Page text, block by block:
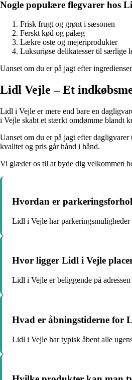
Nogle populære flegvarer hos
Frisk frugt og grønt i sæsonen
Ferskt kød og pålæg
Lækre oste og mejeriprodukter
Luksuriøse delikatesser til særlige
Uanset om du er på jagt efter
Lidl Vejle – Et
Lidl i Vejle er mere end bare en
i Vejle skabt et stærkt omdømme blandt
Uanset om du er på jagt efter
kvalitet og pris går hånd i hånd.
Vi glæder os til at byde dig velkommen
Hvordan er
Lidl i Vejle har
Hvor ligger Lidl i Vejle
Lidl i Vejle er beliggende på
Hvad er åbningstiderne for
Lidl i Vejle har typisk åbent alle